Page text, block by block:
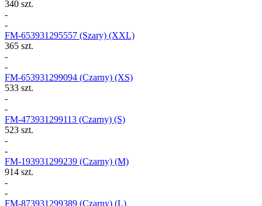
340 szt.
-
-
FM-653931295557 (Szary) (XXL)
365 szt.
-
-
FM-653931299094 (Czarny) (XS)
533 szt.
-
-
FM-473931299113 (Czarny) (S)
523 szt.
-
-
FM-193931299239 (Czarny) (M)
914 szt.
-
-
FM-873931299389 (Czarny) (L)